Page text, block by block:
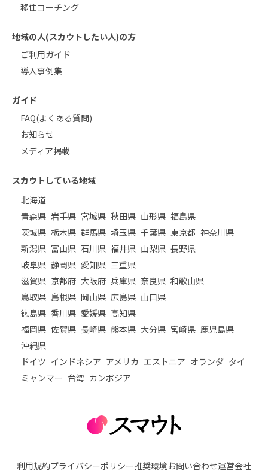
移住コーチング
地域の人(スカウトしたい人)の方
ご利用ガイド
導入事例集
ガイド
FAQ(よくある質問)
お知らせ
メディア掲載
スカウトしている地域
北海道
青森県 岩手県 宮城県 秋田県 山形県 福島県
茨城県 栃木県 群馬県 埼玉県 千葉県 東京都 神奈川県
新潟県 富山県 石川県 福井県 山梨県 長野県
岐阜県 静岡県 愛知県 三重県
滋賀県 京都府 大阪府 兵庫県 奈良県 和歌山県
鳥取県 島根県 岡山県 広島県 山口県
徳島県 香川県 愛媛県 高知県
福岡県 佐賀県 長崎県 熊本県 大分県 宮崎県 鹿児島県
沖縄県
ドイツ インドネシア アメリカ エストニア オランダ タイ
ミャンマー 台湾 カンボジア
利用規約プライバシーポリシー推奨環境お問い合わせ運営会社